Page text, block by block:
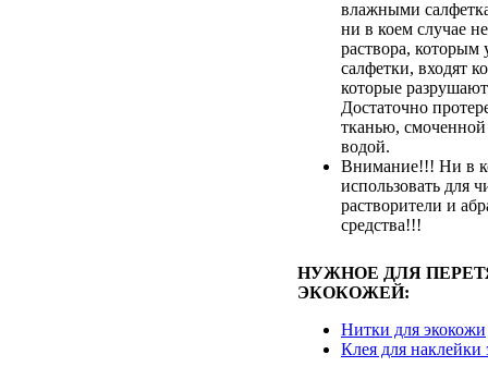
влажными
ни в коем случае
раствора,
салфетки, входят
которые
Достаточно
тканью,
водой.
Внимание!!! Ни в
использовать для
растворители и
средства!!!
НУЖНОЕ ДЛЯ
ЭКОКОЖЕЙ:
Нитки для экокожи
Клея для наклейки